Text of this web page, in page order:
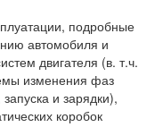
подробные
автомобиля и
двигателя (в. т.ч.
изменения фаз
и зарядки),
коробок